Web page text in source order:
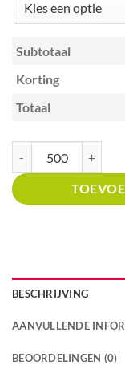
Subtotaal
Korting
Totaal
BESCHRIJVING
AANVULLENDE
BEOORDELINGEN (0)